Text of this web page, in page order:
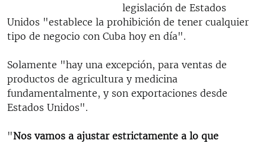
legislación de Estados
Unidos "establece la prohibición de tener cualquier
tipo de negocio con Cuba hoy en día".
Solamente "hay una excepción, para ventas de
productos de agricultura y medicina
fundamentalmente, y son exportaciones desde
Estados Unidos".
"Nos vamos a ajustar estrictamente a lo que